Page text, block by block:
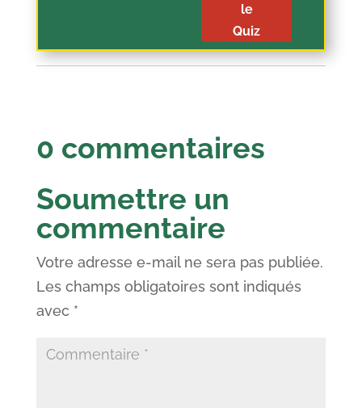
le
Quiz
0 commentaires
Soumettre un
commentaire
Votre adresse e-mail ne sera pas publiée.
Les champs obligatoires sont indiqués
avec *